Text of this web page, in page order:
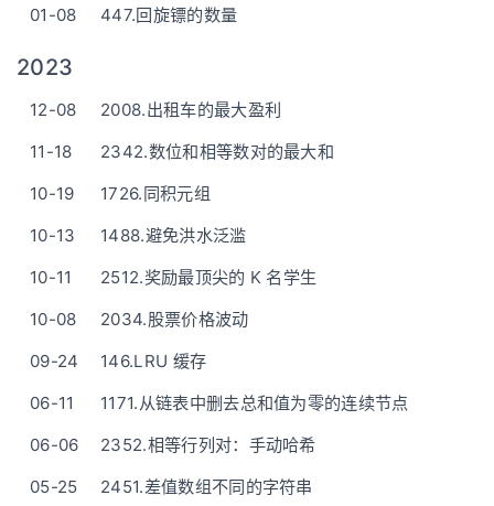
01-08 447.回旋镖的数量
2023
12-08
2008.出租车的最大盈利
11-18
2342.数位和相等数对的最大和
10-19
1726.同积元组
10-13
1488.避免洪水泛滥
10-11
2512.奖励最顶尖的 K 名学生
10-08
2034.股票价格波动
09-24
146.LRU 缓存
06-11
1171.从链表中删去总和值为零的连续节点
06-06
2352.相等行列对：手动哈希
05-25
2451.差值数组不同的字符串